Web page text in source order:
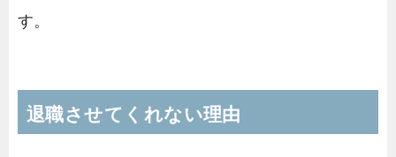
す。
退職させてくれない理由